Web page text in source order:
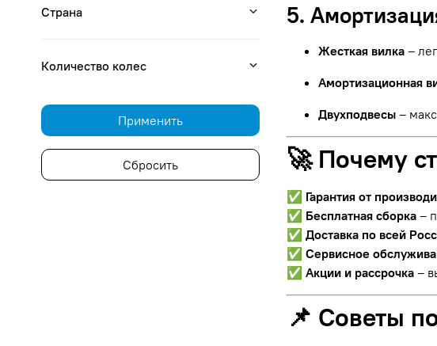
5.
Жесткая вилка –
Амортизационная
Двухподвесы –
🚀 Почему
✅ Гарантия от
✅ Бесплатная сборка –
✅ Доставка по всей
✅ Сервисное
✅ Акции и рассрочка –
📌 Советы
Страна
Количество колес
Применить
Сбросить